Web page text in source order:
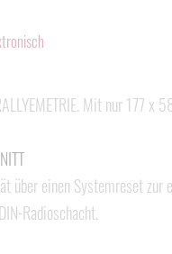
Mit nur
über einen Systemreset
Radioschacht.